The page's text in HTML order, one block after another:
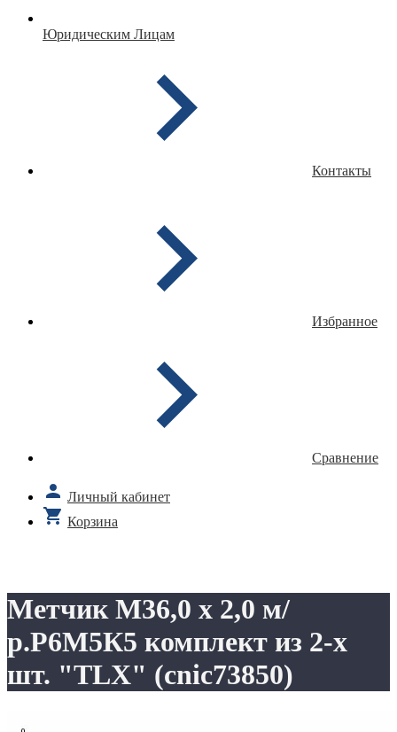
Юридическим Лицам
Контакты
Избранное
Сравнение
Личный кабинет
Корзина
Метчик М36,0 х 2,0 м/
р.Р6М5К5 комплект из 2-х
шт. "TLX" (cnic73850)